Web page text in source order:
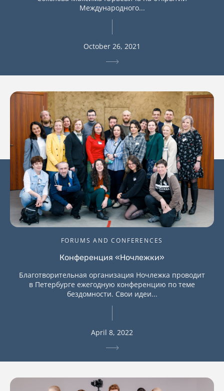
Международного...
October 26, 2021
FORUMS AND CONFERENCES
Конференция «Ночлежки»
Благотворительная организация Ночлежка проводит
в Петербурге ежегодную конференцию по теме
бездомности. Свои идеи...
April 8, 2022